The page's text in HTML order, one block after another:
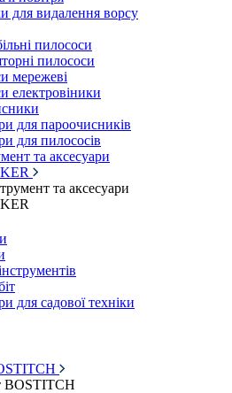
для видалення ворсу
пилососи
пилососи
мережеві
електровіники
для пароочисників
для пилососів
та аксесуари
та аксесуари
для садової техніки
BOSTITCH